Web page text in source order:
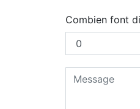
Combien font